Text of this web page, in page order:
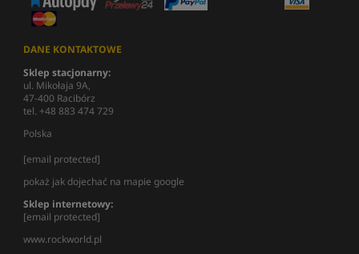
DANE KONTAKTOWE
Sklep stacjonarny:
ul. Mikołaja 9A,
47-400 Racibórz
tel. +48 883 474 729
Polska
[email protected]
pokaż jak dojechać na mapie google
Sklep internetowy:
[email protected]
www.rockworld.pl